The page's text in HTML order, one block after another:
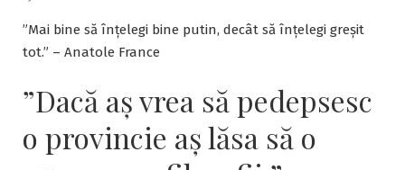
Trăsături din Front,Proudly powered by WordPress.
Contact